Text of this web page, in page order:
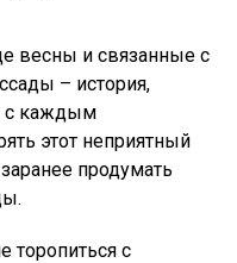
весны и связанные с
– история,
с каждым
этот неприятный
продумать
торопиться с